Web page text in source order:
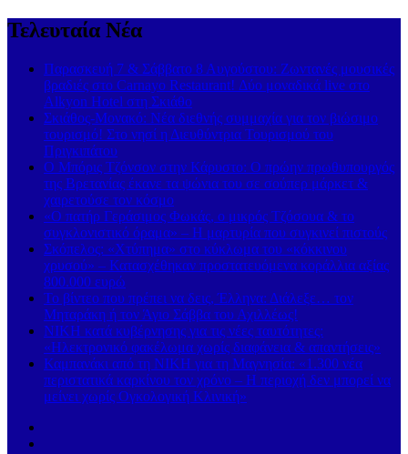
Τελευταία Νέα
Παρασκευή 7 & Σάββατο 8 Αυγούστου: Ζωντανές μουσικές
βραδιές στο Carnayo Restaurant! Δύο μοναδικά live στο
Alkyon Hotel στη Σκιάθο
Σκιάθος-Μονακό: Νέα διεθνής συμμαχία για τον βιώσιμο
τουρισμό! Στο νησί η Διευθύντρια Τουρισμού του
Πριγκιπάτου
Ο Μπόρις Τζόνσον στην Κάρυστο: Ο πρώην πρωθυπουργός
της Βρετανίας έκανε τα ψώνια του σε σούπερ μάρκετ &
χαιρετούσε τον κόσμο
«Ο πατήρ Γεράσιμος Φωκάς, ο μικρός Τζόσουα & το
συγκλονιστικό όραμα» – Η μαρτυρία που συγκινεί πιστούς
Σκόπελος: «Χτύπημα» στο κύκλωμα του «κόκκινου
χρυσού» – Κατασχέθηκαν προστατευόμενα κοράλλια αξίας
800.000 ευρώ
Το βίντεο που πρέπει να δεις, Έλληνα: Διάλεξε… τον
Μηταράκη ή τον Άγιο Σάββα του Αχιλλέως!
ΝΙΚΗ κατά κυβέρνησης για τις νέες ταυτότητες:
«Ηλεκτρονικό φακέλωμα χωρίς διαφάνεια & απαντήσεις»
Καμπανάκι από τη ΝΙΚΗ για τη Μαγνησία: «1.300 νέα
περιστατικά καρκίνου τον χρόνο – Η περιοχή δεν μπορεί να
μείνει χωρίς Ογκολογική Κλινική»